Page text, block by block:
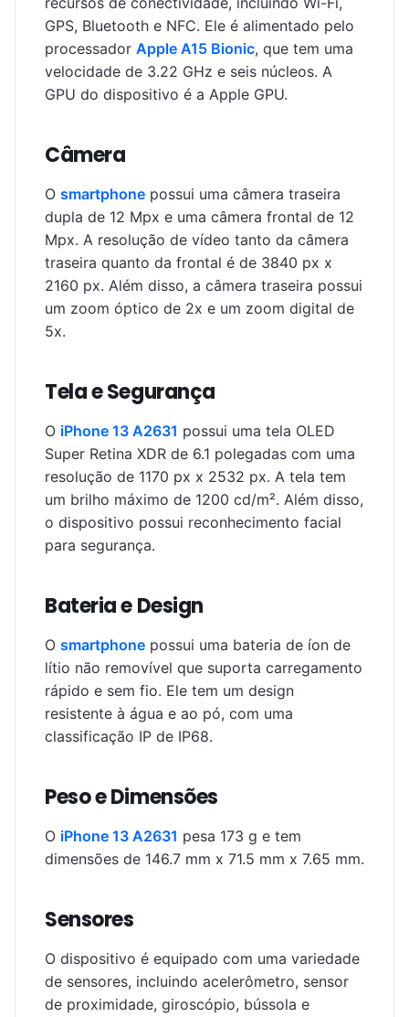
GPS, Bluetooth e NFC. Ele é alimentado pelo
processador Apple A15 Bionic, que tem uma
velocidade de 3.22 GHz e seis núcleos. A
GPU do dispositivo é a Apple GPU.
Câmera
O smartphone possui uma câmera traseira
dupla de 12 Mpx e uma câmera frontal de 12
Mpx. A resolução de vídeo tanto da câmera
traseira quanto da frontal é de 3840 px x
2160 px. Além disso, a câmera traseira possui
um zoom óptico de 2x e um zoom digital de
5x.
Tela e Segurança
O iPhone 13 A2631 possui uma tela OLED
Super Retina XDR de 6.1 polegadas com uma
resolução de 1170 px x 2532 px. A tela tem
um brilho máximo de 1200 cd/m². Além disso,
o dispositivo possui reconhecimento facial
para segurança.
Bateria e Design
O smartphone possui uma bateria de íon de
lítio não removível que suporta carregamento
rápido e sem fio. Ele tem um design
resistente à água e ao pó, com uma
classificação IP de IP68.
Peso e Dimensões
O iPhone 13 A2631 pesa 173 g e tem
dimensões de 146.7 mm x 71.5 mm x 7.65 mm.
Sensores
O dispositivo é equipado com uma variedade
de sensores, incluindo acelerômetro, sensor
de proximidade, giroscópio, bússola e